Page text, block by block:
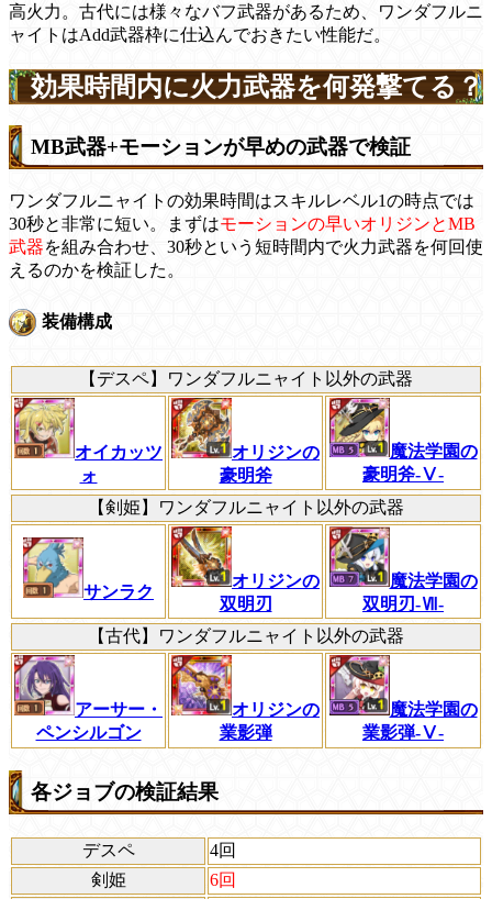
高火力。古代には様々なバフ武器があるため、ワンダフルニ
ャイトはAdd武器枠に仕込んでおきたい性能だ。
効果時間内に火力武器を何発撃てる？
MB武器+モーションが早めの武器で検証
ワンダフルニャイトの効果時間はスキルレベル1の時点では
30秒と非常に短い。まずはモーションの早いオリジンとMB
武器を組み合わせ、30秒という短時間内で火力武器を何回使
えるのかを検証した。
装備構成
【デスペ】ワンダフルニャイト以外の武器
オイカッツ
ォ
オリジンの
豪明斧
魔法学園の
豪明斧-Ⅴ-
【剣姫】ワンダフルニャイト以外の武器
サンラク
オリジンの
双明刃
魔法学園の
双明刃-Ⅶ-
【古代】ワンダフルニャイト以外の武器
アーサー・
ペンシルゴン
オリジンの
業影弾
魔法学園の
業影弾-Ⅴ-
各ジョブの検証結果
デスペ
4回
剣姫
6回